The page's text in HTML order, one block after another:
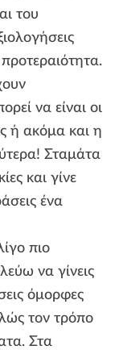
του
να είναι οι
ή ακόμα και η
Σταμάτα
και γίνε
ένα
πιο
να γίνεις
όμορφες
τον τρόπο
Στα